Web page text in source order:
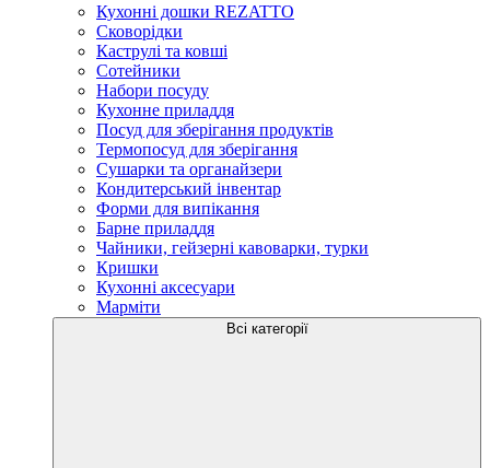
Кухонні дошки REZATTO
Сковорідки
Каструлі та ковші
Сотейники
Набори посуду
Кухонне приладдя
Посуд для зберігання продуктів
Термопосуд для зберігання
Сушарки та органайзери
Кондитерський інвентар
Форми для випікання
Барне приладдя
Чайники, гейзерні кавоварки, турки
Кришки
Кухонні аксесуари
Марміти
Всі категорії